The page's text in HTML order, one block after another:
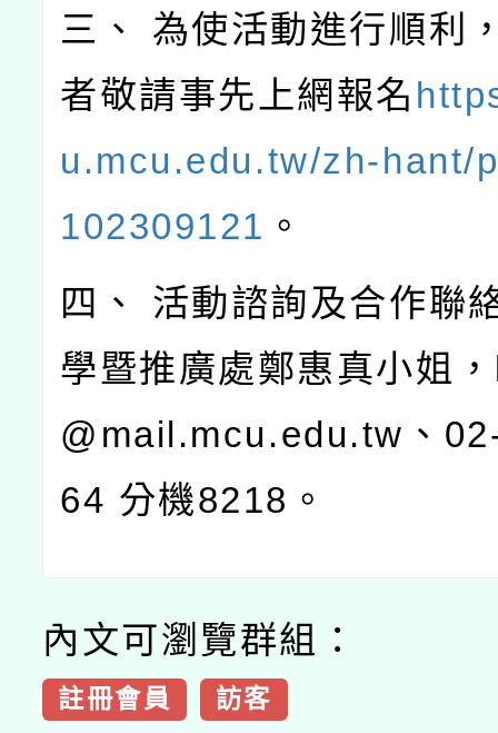
三、 為使活動進行順利
者敬請事先上網報名
u.mcu.edu.tw/zh-hant/
102309121 。
四、 活動諮詢及合作聯
學暨推廣處鄭惠真小姐
@mail.mcu.edu.tw、
64 分機8218。
內文可瀏覽群組：
註冊會員 訪客